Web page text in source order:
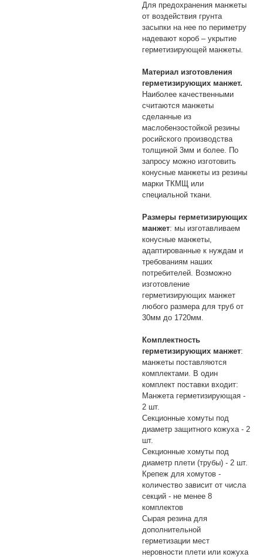
Для предохранения манжеты
от воздействия грунта
засыпки на нее по периметру
надевают короб – укрытие
герметизирующей манжеты.
Материал изготовления
герметизирующих манжет.
Наиболее качественными
считаются манжеты
сделанные из
маслобензостойкой резины
росийского производства
толщиной 3мм и более. По
запросу можно изготовить
конусные манжеты из резины
марки ТКМЩ или
специальной ткани.
Размеры герметизирующих
манжет: мы изготавливаем
конусные манжеты,
адаптированные к нуждам и
требованиям наших
потребителей. Возможно
изготовление
герметизирующих манжет
любого размера для труб от
30мм до 1720мм.
Комплектность
герметизирующих манжет:
манжеты поставляются
комплектами. В один
комплект поставки входит:
Манжета герметизирующая -
2 шт.
Секционные хомуты под
диаметр защитного кожуха - 2
шт.
Секционные хомуты под
диаметр плети (трубы) - 2 шт.
Крепеж для хомутов -
количество зависит от числа
секций - не менее 8
комплектов
Сырая резина для
дополнительной
герметизации мест
неровности плети или кожуха